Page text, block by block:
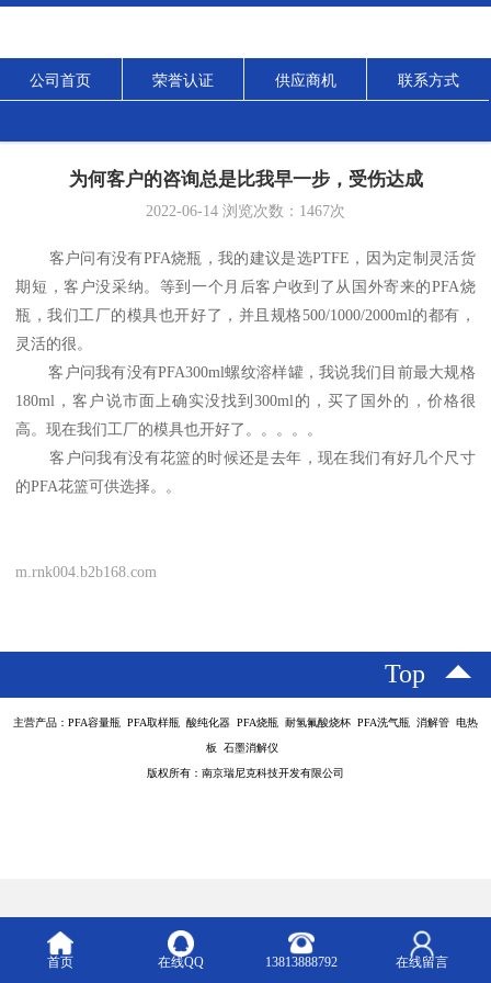
公司首页 荣誉认证 供应商机 联系方式
为何客户的咨询总是比我早一步，受伤达成
2022-06-14 浏览次数： 1467次
客户问有没有PFA烧瓶，我的建议是选PTFE，因为定制灵活货
期短，客户没采纳。等到一个月后客户收到了从国外寄来的PFA烧
瓶，我们工厂的模具也开好了，并且规格500/1000/2000ml的都有，
灵活的很。
客户问我有没有PFA300ml螺纹溶样罐，我说我们目前最大规格
180ml，客户说市面上确实没找到300ml的，买了国外的，价格很
高。现在我们工厂的模具也开好了。。。。。
客户问我有没有花篮的时候还是去年，现在我们有好几个尺寸
的PFA花篮可供选择。。
m.rnk004.b2b168.com
Top
主营产品：PFA容量瓶 PFA取样瓶 酸纯化器 PFA烧瓶 耐氢氟酸烧杯 PFA洗气瓶 消解管 电热
板 石墨消解仪
版权所有：南京瑞尼克科技开发有限公司
首页 在线QQ 13813888792 在线留言